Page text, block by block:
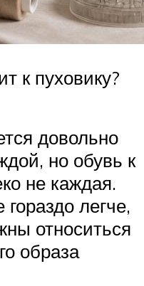
к пуховику?
довольно
но обувь к
не каждая.
легче,
относиться
образа